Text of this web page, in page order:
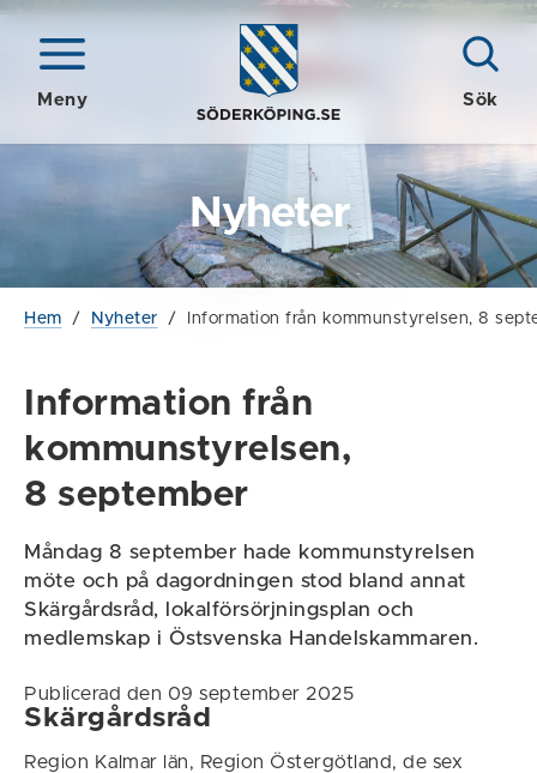
Meny Sök
Nyheter
Hem / Nyheter / Information från kommunstyrelsen, 8
Information från
kommunstyrelsen,
8 september
Måndag 8 september hade kommunstyrelsen
möte och på dagordningen stod bland annat
Skärgårdsråd, lokalförsörjningsplan och
medlemskap i Östsvenska Handelskammaren.
Publicerad den 09 september 2025
Skärgårdsråd
Region Kalmar län, Region Östergötland, de sex